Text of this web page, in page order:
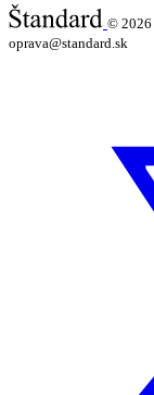
© 2026
oprava@standard.sk